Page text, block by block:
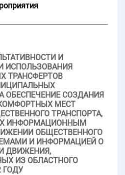
И
ИСПОЛЬЗОВАНИЯ
ТРАНСФЕРТОВ
ОБЕСПЕЧЕНИЕ СОЗДАНИЯ
МЕСТ
ТРАНСПОРТА,
ИНФОРМАЦИОННЫМ
ОБЩЕСТВЕННОГО
И ИНФОРМАЦИЕЙ О
ДВИЖЕНИЯ,
ИЗ ОБЛАСТНОГО
ГОДУ